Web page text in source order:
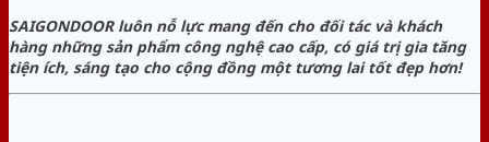
SAIGONDOOR luôn nỗ lực mang đến cho đối tác và khách
hàng những sản phẩm công nghệ cao cấp, có giá trị gia tăng
tiện ích, sáng tạo cho cộng đồng một tương lai tốt đẹp hơn!